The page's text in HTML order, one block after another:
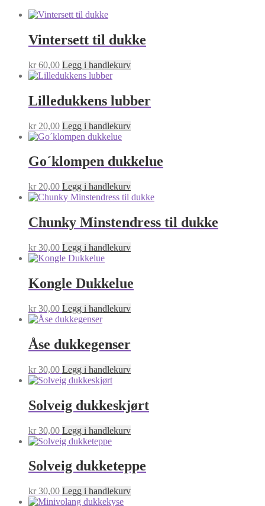
Vintersett til dukke
kr60,00 Legg i handlekurv
Lilledukkens lubber
kr20,00 Legg i handlekurv
Go´klompen dukkelue
kr20,00 Legg i handlekurv
Chunky Minstendress til dukke
kr30,00 Legg i handlekurv
Kongle Dukkelue
kr30,00 Legg i handlekurv
Åse dukkegenser
kr30,00 Legg i handlekurv
Solveig dukkeskjørt
kr30,00 Legg i handlekurv
Solveig dukketeppe
kr30,00 Legg i handlekurv